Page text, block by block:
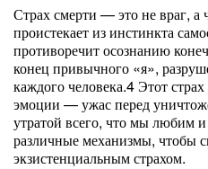
Страх смерти — это не враг, а
проистекает из инстинкта
противоречит осознанию
конец привычного «я»,
каждого человека.4 Этот
эмоции — ужас перед
утратой всего, что мы любим
различные механизмы, чтобы
экзистенциальным страхом.